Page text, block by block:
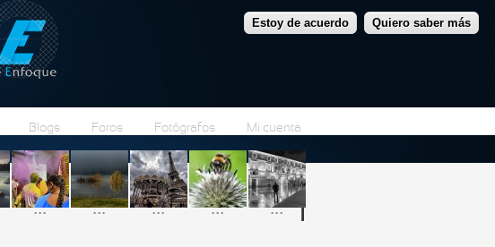
Estoy de acuerdo Quiero saber más
Blogs Foros Fotógrafos Mi cuenta
... ... ... ... ... i